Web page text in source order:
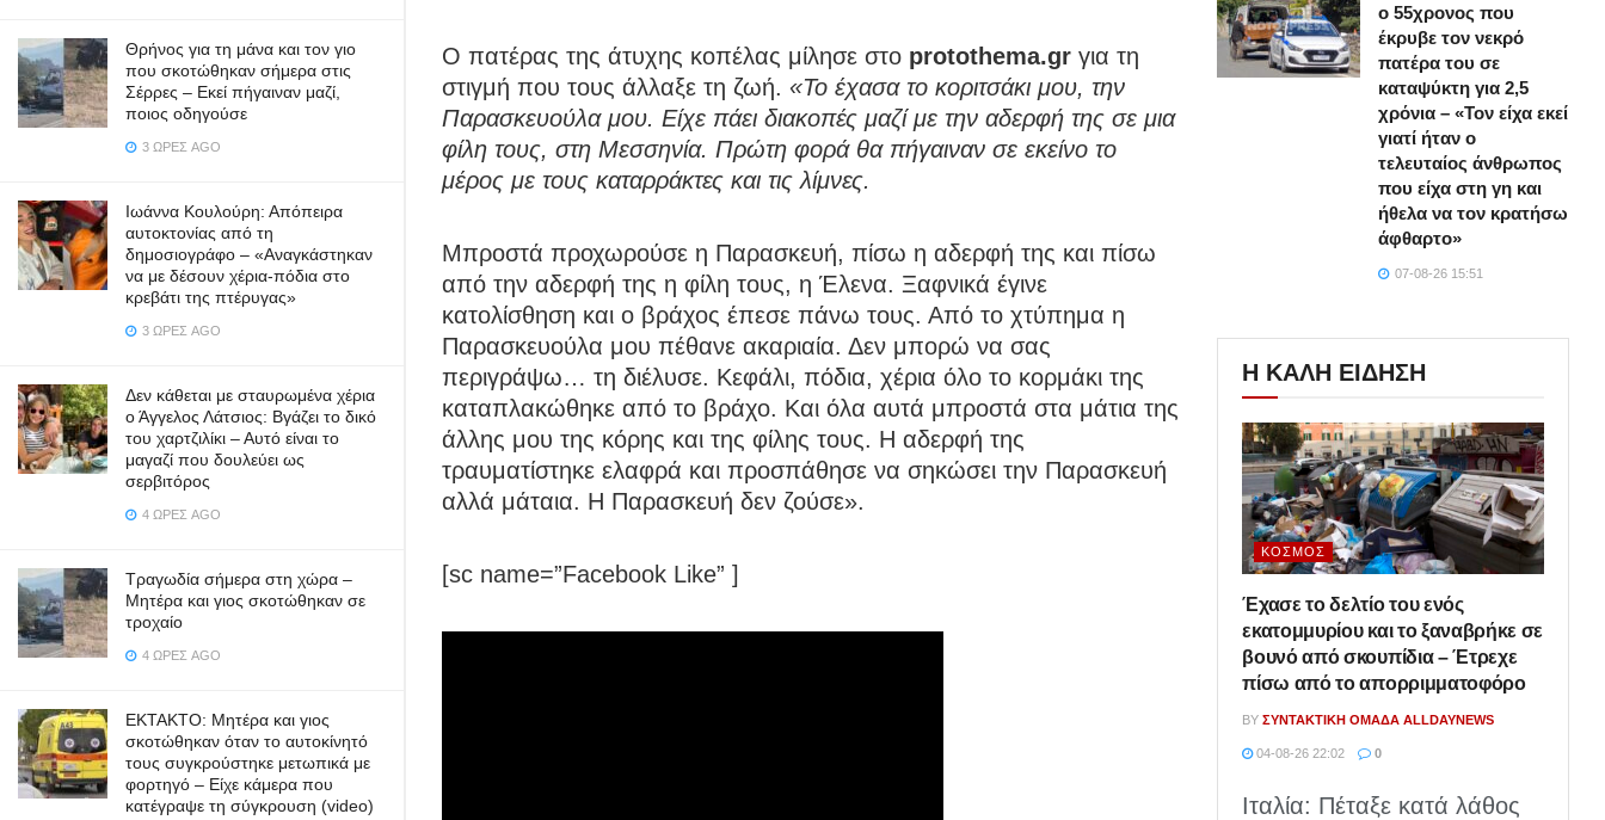
Θρήνος για τη μάνα και τον γιο
που σκοτώθηκαν σήμερα στις
Σέρρες – Εκεί πήγαιναν μαζί,
ποιος οδηγούσε
3 ΏΡΕΣ AGO
Ιωάννα Κουλούρη: Απόπειρα
αυτοκτονίας από τη
δημοσιογράφο – «Aναγκάστηκαν
να με δέσουν χέρια-πόδια στο
κρεβάτι της πτέρυγας»
3 ΏΡΕΣ AGO
Δεν κάθεται με σταυρωμένα χέρια
ο Άγγελος Λάτσιος: Βγάζει το δικό
του χαρτζιλίκι – Αυτό είναι το
μαγαζί που δουλεύει ως
σερβιτόρος
4 ΏΡΕΣ AGO
Τραγωδία σήμερα στη χώρα –
Μητέρα και γιος σκοτώθηκαν σε
τροχαίο
4 ΏΡΕΣ AGO
ΕΚΤΑΚΤΟ: Μητέρα και γιος
σκοτώθηκαν όταν το αυτοκίνητό
τους συγκρούστηκε μετωπικά με
φορτηγό – Είχε κάμερα που
κατέγραψε τη σύγκρουση (video)
Ο πατέρας της άτυχης κοπέλας μίλησε στο protothema.gr για τη
στιγμή που τους άλλαξε τη ζωή. «Το έχασα το κοριτσάκι μου, την
Παρασκευούλα μου. Είχε πάει διακοπές μαζί με την αδερφή της σε μια
φίλη τους, στη Μεσσηνία. Πρώτη φορά θα πήγαιναν σε εκείνο το
μέρος με τους καταρράκτες και τις λίμνες.
Μπροστά προχωρούσε η Παρασκευή, πίσω η αδερφή της και πίσω
από την αδερφή της η φίλη τους, η Έλενα. Ξαφνικά έγινε
κατολίσθηση και ο βράχος έπεσε πάνω τους. Από το χτύπημα η
Παρασκευούλα μου πέθανε ακαριαία. Δεν μπορώ να σας
περιγράψω… τη διέλυσε. Κεφάλι, πόδια, χέρια όλο το κορμάκι της
καταπλακώθηκε από το βράχο. Και όλα αυτά μπροστά στα μάτια της
άλλης μου της κόρης και της φίλης τους. Η αδερφή της
τραυματίστηκε ελαφρά και προσπάθησε να σηκώσει την Παρασκευή
αλλά μάταια. Η Παρασκευή δεν ζούσε».
[sc name=”Facebook Like” ]
ο 55χρονος που
έκρυβε τον νεκρό
πατέρα του σε
καταψύκτη για 2,5
χρόνια – «Τον είχα εκεί
γιατί ήταν ο
τελευταίος άνθρωπος
που είχα στη γη και
ήθελα να τον κρατήσω
άφθαρτο»
07-08-26 15:51
Η ΚΑΛΗ ΕΙΔΗΣΗ
ΚΌΣΜΟΣ
Έχασε το δελτίο του ενός
εκατομμυρίου και το ξαναβρήκε σε
βουνό από σκουπίδια – Έτρεχε
πίσω από το απορριμματοφόρο
BY ΣΥΝΤΑΚΤΙΚΉ ΟΜΆΔΑ ALLDAYNEWS
04-08-26 22:02 0
Ιταλία: Πέταξε κατά λάθος